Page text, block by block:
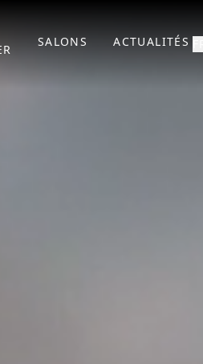
SALONS ACTUALITÉS